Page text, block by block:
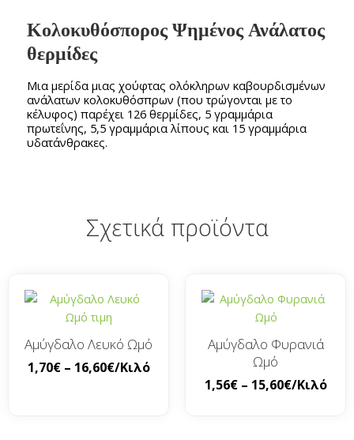
Κολοκυθόσπορος Ψημένος Ανάλατος
θερμίδες
Μια μερίδα μιας χούφτας ολόκληρων καβουρδισμένων
ανάλατων κολοκυθόσπρων (που τρώγονται με το
κέλυφος) παρέχει 126 θερμίδες, 5 γραμμάρια
πρωτεΐνης, 5,5 γραμμάρια λίπους και 15 γραμμάρια
υδατάνθρακες.
Σχετικά προϊόντα
Αμύγδαλο Λευκό Ωμό
1,70€ – 16,60€/Κιλό
Αμύγδαλο Φυρανιά
Ωμό
1,56€ – 15,60€/Κιλό